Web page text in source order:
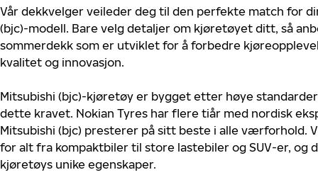
Vår dekkvelger veileder deg til den perfekte match for
(bjc)-modell. Bare velg detaljer om kjøretøyet ditt, så
sommerdekk som er utviklet for å forbedre
kvalitet og innovasjon.
Mitsubishi (bjc)-kjøretøy er bygget etter høye
dette kravet. Nokian Tyres har flere tiår med nordisk
Mitsubishi (bjc) presterer på sitt beste i alle værforhold.
for alt fra kompaktbiler til store lastebiler og SUV-er, og
kjøretøys unike egenskaper.